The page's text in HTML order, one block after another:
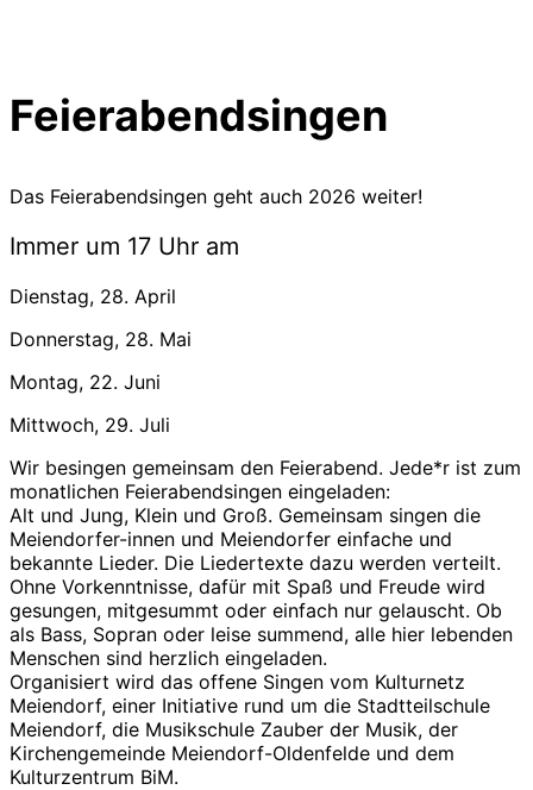
Feierabendsingen
Das Feierabendsingen geht auch 2026 weiter!
Immer um 17 Uhr am
Dienstag, 28. April
Donnerstag, 28. Mai
Montag, 22. Juni
Mittwoch, 29. Juli
Wir besingen gemeinsam den Feierabend. Jede*r ist zum
monatlichen Feierabendsingen eingeladen:
Alt und Jung, Klein und Groß. Gemeinsam singen die
Meiendorfer-innen und Meiendorfer einfache und
bekannte Lieder. Die Liedertexte dazu werden verteilt.
Ohne Vorkenntnisse, dafür mit Spaß und Freude wird
gesungen, mitgesummt oder einfach nur gelauscht. Ob
als Bass, Sopran oder leise summend, alle hier lebenden
Menschen sind herzlich eingeladen.
Organisiert wird das offene Singen vom Kulturnetz
Meiendorf, einer Initiative rund um die Stadtteilschule
Meiendorf, die Musikschule Zauber der Musik, der
Kirchengemeinde Meiendorf-Oldenfelde und dem
Kulturzentrum BiM.